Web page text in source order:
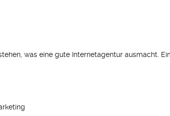
was eine gute Internetagentur ausmacht.